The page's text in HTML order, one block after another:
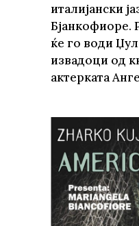
италијански
Бјанкофиоре.
ќе го води
извадоци од
актерката